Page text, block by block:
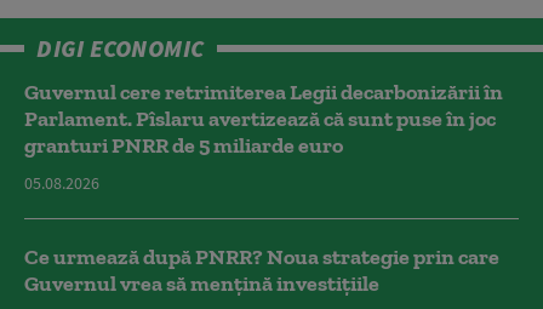
DIGI ECONOMIC
Guvernul cere retrimiterea Legii decarbonizării în
Parlament. Pîslaru avertizează că sunt puse în joc
granturi PNRR de 5 miliarde euro
05.08.2026
Ce urmează după PNRR? Noua strategie prin care
Guvernul vrea să mențină investițiile